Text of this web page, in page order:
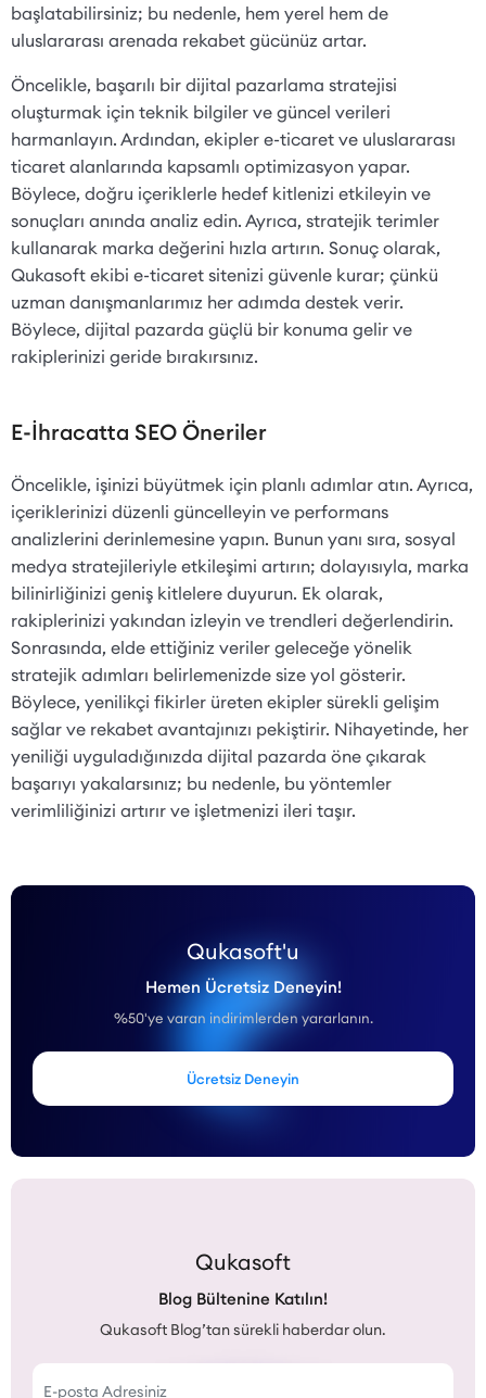
başlatabilirsiniz; bu nedenle, hem yerel hem de
uluslararası arenada rekabet gücünüz artar.
Öncelikle, başarılı bir dijital pazarlama stratejisi
oluşturmak için teknik bilgiler ve güncel verileri
harmanlayın. Ardından, ekipler e-ticaret ve uluslararası
ticaret alanlarında kapsamlı optimizasyon yapar.
Böylece, doğru içeriklerle hedef kitlenizi etkileyin ve
sonuçları anında analiz edin. Ayrıca, stratejik terimler
kullanarak marka değerini hızla artırın. Sonuç olarak,
Qukasoft ekibi e-ticaret sitenizi güvenle kurar; çünkü
uzman danışmanlarımız her adımda destek verir.
Böylece, dijital pazarda güçlü bir konuma gelir ve
rakiplerinizi geride bırakırsınız.
E-İhracatta SEO Öneriler
Öncelikle, işinizi büyütmek için planlı adımlar atın. Ayrıca,
içeriklerinizi düzenli güncelleyin ve performans
analizlerini derinlemesine yapın. Bunun yanı sıra, sosyal
medya stratejileriyle etkileşimi artırın; dolayısıyla, marka
bilinirliğinizi geniş kitlelere duyurun. Ek olarak,
rakiplerinizi yakından izleyin ve trendleri değerlendirin.
Sonrasında, elde ettiğiniz veriler geleceğe yönelik
stratejik adımları belirlemenizde size yol gösterir.
Böylece, yenilikçi fikirler üreten ekipler sürekli gelişim
sağlar ve rekabet avantajınızı pekiştirir. Nihayetinde, her
yeniliği uyguladığınızda dijital pazarda öne çıkarak
başarıyı yakalarsınız; bu nedenle, bu yöntemler
verimliliğinizi artırır ve işletmenizi ileri taşır.
Qukasoft'u
Hemen Ücretsiz Deneyin!
%50'ye varan indirimlerden yararlanın.
Ücretsiz Deneyin
Qukasoft
Blog Bültenine Katılın!
Qukasoft Blog’tan sürekli haberdar olun.